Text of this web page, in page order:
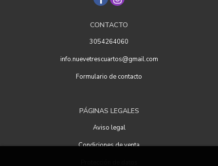
CONTACTO
3054264060
info.nuevetrescuartos@gmail.com
Formulario de contacto
PÁGINAS LEGALES
Aviso legal
Condiciones de venta